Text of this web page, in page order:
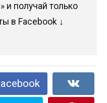
и получай только
в Facebook ↓